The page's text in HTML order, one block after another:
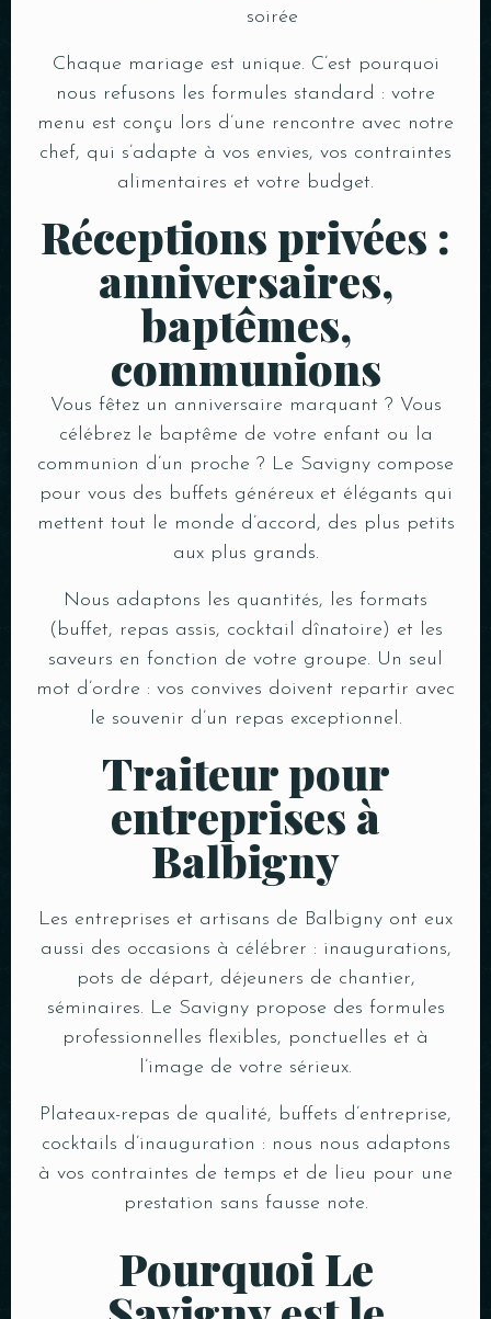
soirée
Chaque mariage est unique. C’est pourquoi
nous refusons les formules standard : votre
menu est conçu lors d’une rencontre avec notre
chef, qui s’adapte à vos envies, vos contraintes
alimentaires et votre budget.
Réceptions privées :
anniversaires,
baptêmes,
communions
Vous fêtez un anniversaire marquant ? Vous
célébrez le baptême de votre enfant ou la
communion d’un proche ? Le Savigny compose
pour vous des buffets généreux et élégants qui
mettent tout le monde d’accord, des plus petits
aux plus grands.
Nous adaptons les quantités, les formats
(buffet, repas assis, cocktail dînatoire) et les
saveurs en fonction de votre groupe. Un seul
mot d’ordre : vos convives doivent repartir avec
le souvenir d’un repas exceptionnel.
Traiteur pour
entreprises à
Balbigny
Les entreprises et artisans de Balbigny ont eux
aussi des occasions à célébrer : inaugurations,
pots de départ, déjeuners de chantier,
séminaires. Le Savigny propose des formules
professionnelles flexibles, ponctuelles et à
l’image de votre sérieux.
Plateaux-repas de qualité, buffets d’entreprise,
cocktails d’inauguration : nous nous adaptons
à vos contraintes de temps et de lieu pour une
prestation sans fausse note.
Pourquoi Le